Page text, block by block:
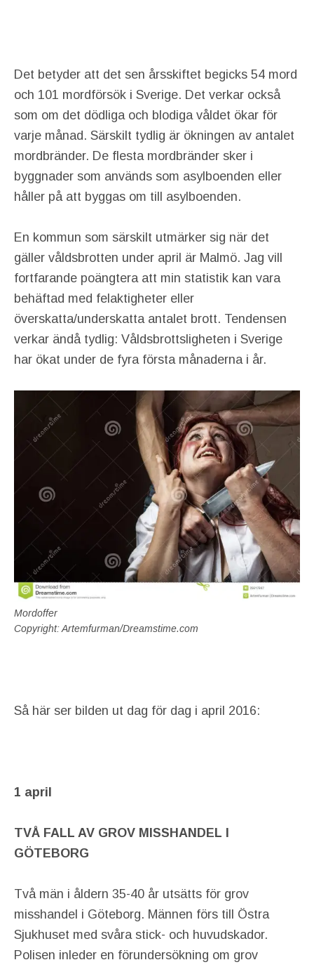
Det betyder att det sen årsskiftet begicks 54 mord
och 101 mordförsök i Sverige. Det verkar också
som om det dödliga och blodiga våldet ökar för
varje månad. Särskilt tydlig är ökningen av antalet
mordbränder. De flesta mordbränder sker i
byggnader som används som asylboenden eller
håller på att byggas om till asylboenden.
En kommun som särskilt utmärker sig när det
gäller våldsbrotten under april är Malmö. Jag vill
fortfarande poängtera att min statistik kan vara
behäftad med felaktigheter eller
överskatta/underskatta antalet brott. Tendensen
verkar ändå tydlig: Våldsbrottsligheten i Sverige
har ökat under de fyra första månaderna i år.
Mordoffer
Copyright: Artemfurman/Dreamstime.com
Så här ser bilden ut dag för dag i april 2016:
1 april
TVÅ FALL AV GROV MISSHANDEL I
GÖTEBORG
Två män i åldern 35-40 år utsätts för grov
misshandel i Göteborg. Männen förs till Östra
Sjukhuset med svåra stick- och huvudskador.
Polisen inleder en förundersökning om grov